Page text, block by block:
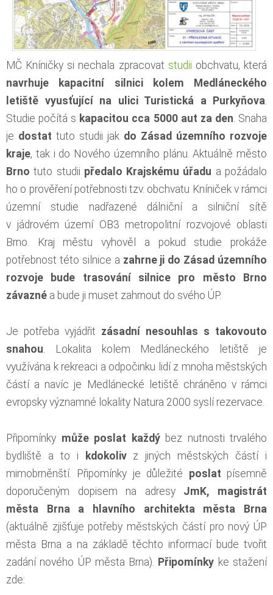
MČ Kníničky si nechala zpracovat studii obchvatu, která
navrhuje kapacitní silnici kolem Medláneckého
letiště vyusťující na ulici Turistická a Purkyňova
Studie počítá s kapacitou cca 5000 aut za den . Snaha
je dostat tuto studii jak do Zásad územního rozvoje
kraje, tak i do Nového územního plánu. Aktuálně město
Brno tuto studii předalo Krajskému úřadu a požádalo
ho o prověření potřebnosti tzv. obchvatu Kníniček v rámci
územní studie nadřazené dálniční a silniční sítě
v jádrovém území OB3 metropolitní rozvojové oblasti
Brno. Kraj městu vyhověl a pokud studie prokáže
potřebnost této silnice a zahrne ji do Zásad územního
rozvoje
bude trasování silnice pro město Brno
závazné a bude ji muset zahrnout do svého ÚP.
Je potřeba vyjádřit zásadní nesouhlas s takovouto
snahou . Lokalita kolem Medláneckého letiště je
využívána k rekreaci a odpočinku lidí z mnoha městských
částí a navíc je Medlánecké letiště chráněno v rámci
evropsky významné lokality Natura 2000 syslí rezervace.
Připomínky může poslat každýbez nutnosti trvalého
bydliště a to i
kdokolivz jiných městských částí i
mimobrněnští. Připomínky je důležité poslat písemně
doporučeným dopisem na adresyJmK, magistrát
města Brna a hlavního architekta města Brna
(aktuálně zjišťuje potřeby městských částí pro nový ÚP
města Brna a na základě těchto informací bude tvořit
zadání nového ÚP města Brna). Připomínky ke stažení
zde: